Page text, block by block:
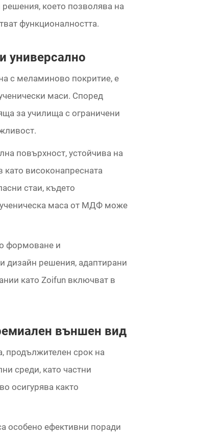
което позволява на
функционалността.
универсално
с меламиново покритие, е
маси. Според
за училища с ограничени
повърхност, устойчива на
високонапресната
стаи, където
ученическа маса от МДФ може
формоване и
дизайн решения, адаптирани
като Zoifun включват в
външен вид
продължителен срок на
среди, като частни
осигурява както
особено ефективни поради